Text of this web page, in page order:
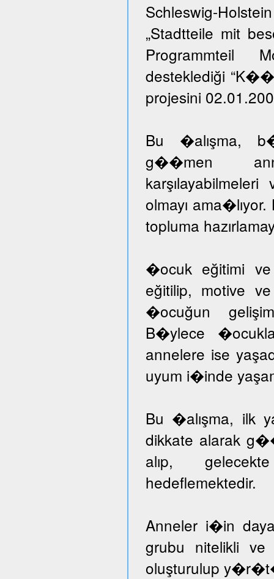
Schleswig-
„Stadtteile mit
Programmteil
desteklediği
projesini
Bu �alışma,
g��men
olmayı
topluma
�ocuk eğitimi ve
eğitilip, motive
�ocuğun
B�ylece
annelere ise
uyum i�inde
Bu �alışma, ilk
dikkate alarak
alıp,
hedeflemektedir.
Anneler i�in
grubu nitelikli
oluşturulup